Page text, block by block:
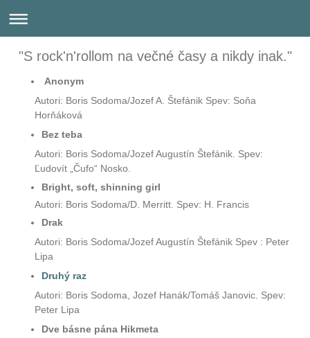
"S rock'n'rollom na večné časy a nikdy inak."
Anonym
Autori: Boris Sodoma/Jozef A. Štefánik Spev: Soňa
Horňáková
Bez teba
Autori: Boris Sodoma/Jozef Augustín Štefánik. Spev:
Ľudovít „Čufo“ Nosko.
Bright, soft, shinning girl
Autori: Boris Sodoma/D. Merritt. Spev: H. Francis
Drak
Autori: Boris Sodoma/Jozef Augustín Štefánik Spev : Peter
Lipa
Druhý raz
Autori: Boris Sodoma, Jozef Hanák/Tomáš Janovic. Spev:
Peter Lipa
Dve básne pána Hikmeta